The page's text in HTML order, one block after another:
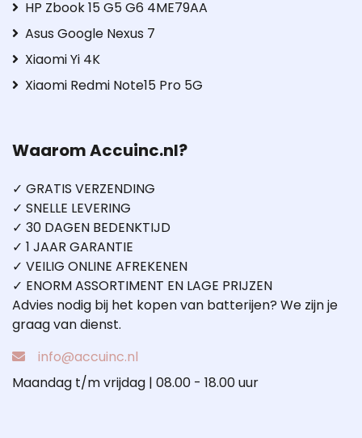
HP Zbook 15 G5 G6 4ME79AA
Asus Google Nexus 7
Xiaomi Yi 4K
Xiaomi Redmi Note15 Pro 5G
Waarom Accuinc.nl?
✓ GRATIS VERZENDING
✓ SNELLE LEVERING
✓ 30 DAGEN BEDENKTIJD
✓ 1 JAAR GARANTIE
✓ VEILIG ONLINE AFREKENEN
✓ ENORM ASSORTIMENT EN LAGE PRIJZEN
Advies nodig bij het kopen van batterijen? We zijn je
graag van dienst.
info@accuinc.nl
Maandag t/m vrijdag | 08.00 - 18.00 uur